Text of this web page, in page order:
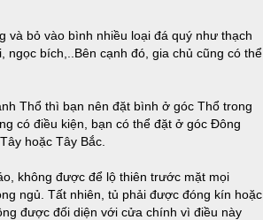
và bỏ vào bình nhiều loại đá quý như thạch
ngọc bích,..Bên cạnh đó, gia chủ cũng có thể
Thổ thì bạn nên đặt bình ở góc Thổ trong
có điều kiện, bạn có thể đặt ở góc Đông
hoặc Tây Bắc.
không được để lộ thiên trước mặt mọi
ngủ. Tất nhiên, tủ phải được đóng kín hoặc
được đối diện với cửa chính vì điều này